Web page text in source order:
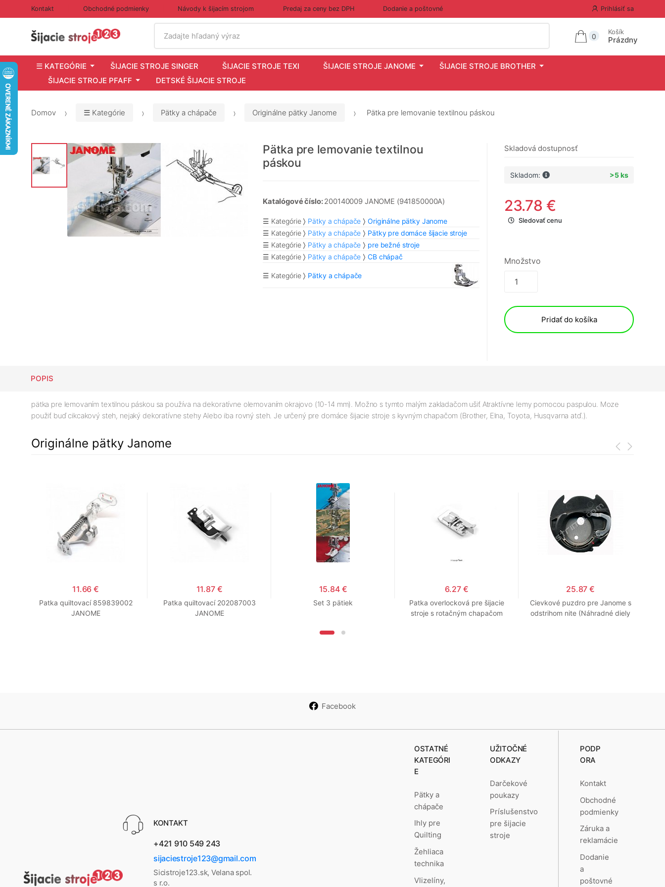
Kontakt Obchodné podmienky Návody k šijacím strojom Predaj za ceny bez DPH Dodanie a poštovné Prihlásiť sa
Zadajte hľadaný výraz
0
Košík
Prázdny
☰ KATEGÓRIE ŠIJACIE STROJE SINGER ŠIJACIE STROJE TEXI ŠIJACIE STROJE JANOME
ŠIJACIE STROJE BROTHER
ŠIJACIE STROJE PFAFF
DETSKÉ ŠIJACIE STROJE
Domov ☰ Kategórie Pätky a chápače Originálne pätky Janome Pätka pre lemovanie textilnou páskou
Pätka pre lemovanie textilnou
páskou
Katalógové číslo:200140009 JANOME (941850000A)
☰ Kategórie Pätky a chápače
Originálne pätky Janome
☰ Kategórie
Pätky a chápače
Pätky pre domáce šijacie stroje
☰ Kategórie
Pätky a chápače
pre bežné stroje
☰ Kategórie
Pätky a chápače CB chápač
☰ Kategórie Pätky a chápače
Skladová dostupnosť
Skladom: >5 ks
23.78 €
Sledovať cenu
Množstvo
Pridať do košíka
POPIS
pätka pre lemovaním textilnou páskou sa používa na dekoratívne olemovaním okrajovo (10-14 mm). Možno s tymto malým zakladačom ušiť Atraktívne lemy pomocou paspulou. Moze
použiť buď cikcakový steh, nejaký dekoratívne stehy Alebo iba rovný steh. Je určený pre domáce šijacie stroje s kyvným chapačom (Brother, Elna, Toyota, Husqvarna atď.).
Originálne pätky Janome
11.66 €
Patka quiltovací 859839002
JANOME
11.87 €
Patka quiltovací 202087003
JANOME
15.84 €
Set 3 pätiek
6.27 €
Patka overlocková pre šijacie
stroje s rotačným chapačom
25.87 €
Cievkové puzdro pre Janome s
odstrihom nite (Náhradné diely
Facebook
KONTAKT
+421 910 549 243
sijaciestroje123@gmail.com
Sicistroje123.sk, Velana spol.
s r.o.
OSTATNÉ
KATEGÓRI
E
Pätky a
chápače
Ihly pre
Quilting
Žehliaca
technika
Vlizelíny,
UŽITOČNÉ
ODKAZY
Darčekové
poukazy
Príslušenstvo
pre šijacie
stroje
PODP
ORA
Kontakt
Obchodné
podmienky
Záruka a
reklamácie
Dodanie
a
poštovné